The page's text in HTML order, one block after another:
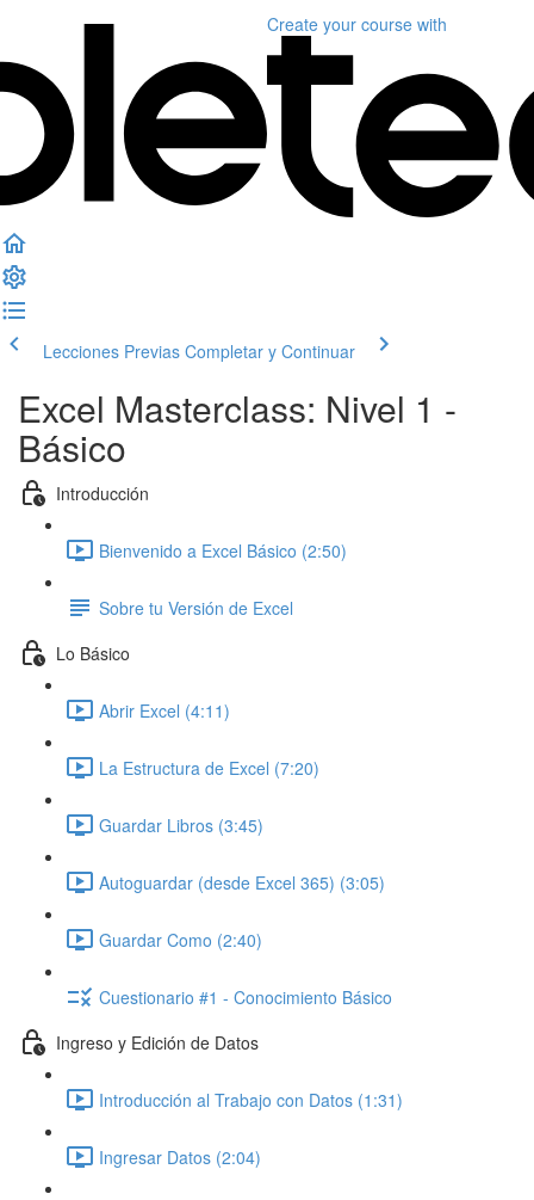
Create your course with
Lecciones Previas Completar y Continuar
Excel Masterclass: Nivel 1 -
Básico
Introducción
Bienvenido a Excel Básico (2:50)
Sobre tu Versión de Excel
Lo Básico
Abrir Excel (4:11)
La Estructura de Excel (7:20)
Guardar Libros (3:45)
Autoguardar (desde Excel 365) (3:05)
Guardar Como (2:40)
Cuestionario #1 - Conocimiento Básico
Ingreso y Edición de Datos
Introducción al Trabajo con Datos (1:31)
Ingresar Datos (2:04)